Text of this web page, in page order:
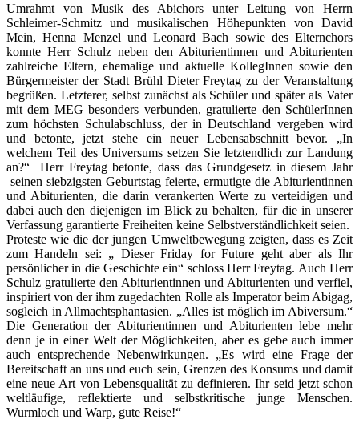
Umrahmt von Musik des Abichors unter Leitung von Herrn
Schleimer-Schmitz und musikalischen Höhepunkten von David
Mein, Henna Menzel und Leonard Bach sowie des Elternchors
konnte Herr Schulz neben den Abiturientinnen und Abiturienten
zahlreiche Eltern, ehemalige und aktuelle KollegInnen sowie den
Bürgermeister der Stadt Brühl Dieter Freytag zu der Veranstaltung
begrüßen. Letzterer, selbst zunächst als Schüler und später als Vater
mit dem MEG besonders verbunden, gratulierte den SchülerInnen
zum höchsten Schulabschluss, der in Deutschland vergeben wird
und betonte, jetzt stehe ein neuer Lebensabschnitt bevor. „In
welchem Teil des Universums setzen Sie letztendlich zur Landung
an?“ Herr Freytag betonte, dass das Grundgesetz in diesem Jahr
seinen siebzigsten Geburtstag feierte, ermutigte die Abiturientinnen
und Abiturienten, die darin verankerten Werte zu verteidigen und
dabei auch den diejenigen im Blick zu behalten, für die in unserer
Verfassung garantierte Freiheiten keine Selbstverständlichkeit seien.
Proteste wie die der jungen Umweltbewegung zeigten, dass es Zeit
zum Handeln sei: „ Dieser Friday for Future geht aber als Ihr
persönlicher in die Geschichte ein“ schloss Herr Freytag. Auch Herr
Schulz gratulierte den Abiturientinnen und Abiturienten und verfiel,
inspiriert von der ihm zugedachten Rolle als Imperator beim Abigag,
sogleich in Allmachtsphantasien. „Alles ist möglich im Abiversum.“
Die Generation der Abiturientinnen und Abiturienten lebe mehr
denn je in einer Welt der Möglichkeiten, aber es gebe auch immer
auch entsprechende Nebenwirkungen. „Es wird eine Frage der
Bereitschaft an uns und euch sein, Grenzen des Konsums und damit
eine neue Art von Lebensqualität zu definieren. Ihr seid jetzt schon
weltläufige, reflektierte und selbstkritische junge Menschen.
Wurmloch und Warp, gute Reise!“